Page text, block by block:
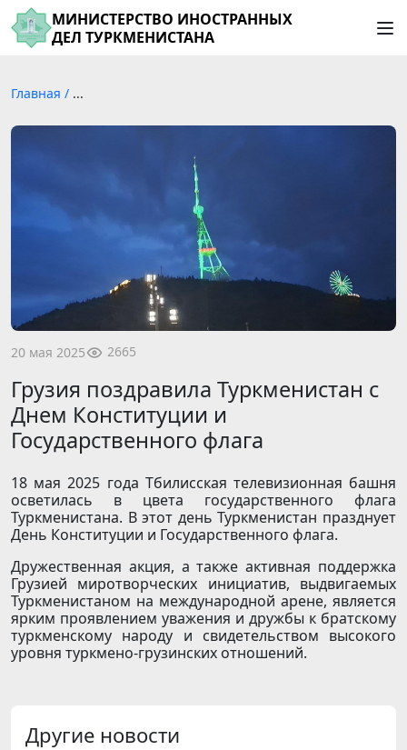
МИНИСТЕРСТВО ИНОСТРАННЫХ
ДЕЛ ТУРКМЕНИСТАНА
Главная / ...
20 мая 2025 2665
Грузия поздравила Туркменистан с
Днем Конституции и
Государственного флага
18 мая 2025 года Тбилисская телевизионная башня
осветилась в цвета государственного флага
Туркменистана. В этот день Туркменистан празднует
День Конституции и Государственного флага.
Дружественная акция, а также активная поддержка
Грузией миротворческих инициатив, выдвигаемых
Туркменистаном на международной арене, является
ярким проявлением уважения и дружбы к братскому
туркменскому народу и свидетельством высокого
уровня туркмено-грузинских отношений.
Другие новости